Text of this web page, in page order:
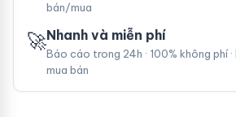
bán/mua
🚀Nhanh và miễn phí
Báo cáo trong 24h · 100% không phí
mua bán